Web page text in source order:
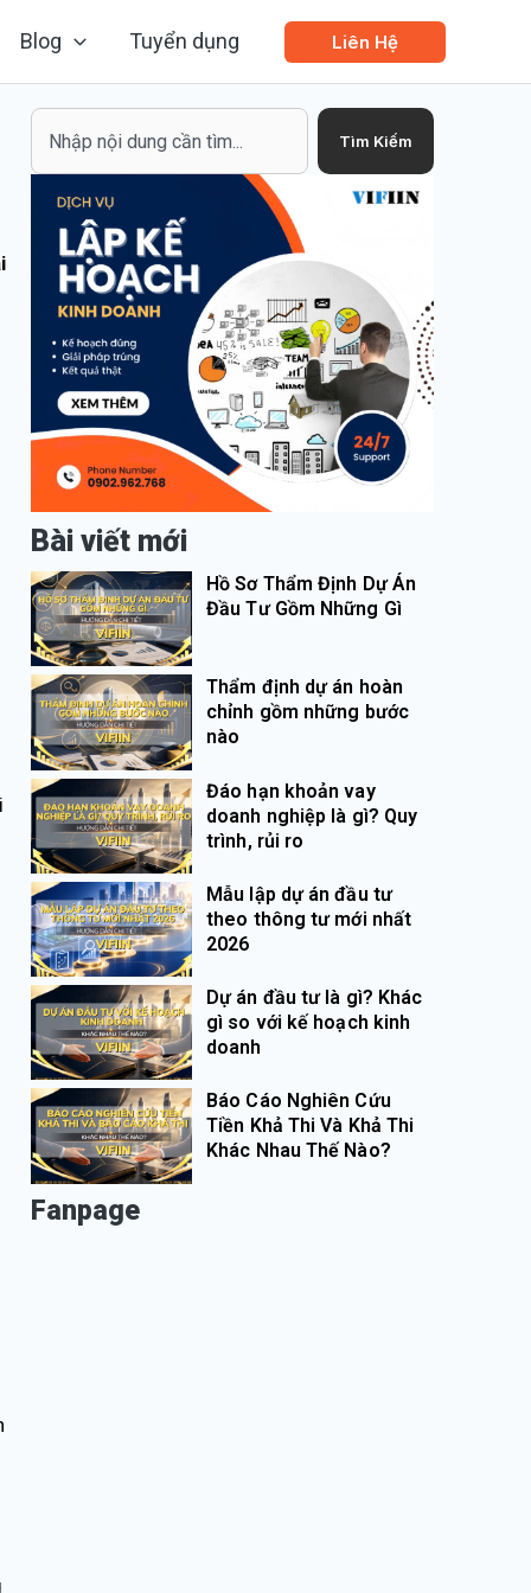
Blog Tuyển dụng Liên Hệ
Tìm Kiếm
Bài viết mới
Hồ Sơ Thẩm Định Dự Án
Đầu Tư Gồm Những Gì
Thẩm định dự án hoàn
chỉnh gồm những bước
nào
Đáo hạn khoản vay
doanh nghiệp là gì? Quy
trình, rủi ro
Mẫu lập dự án đầu tư
theo thông tư mới nhất
2026
Dự án đầu tư là gì? Khác
gì so với kế hoạch kinh
doanh
Báo Cáo Nghiên Cứu
Tiền Khả Thi Và Khả Thi
Khác Nhau Thế Nào?
Fanpage